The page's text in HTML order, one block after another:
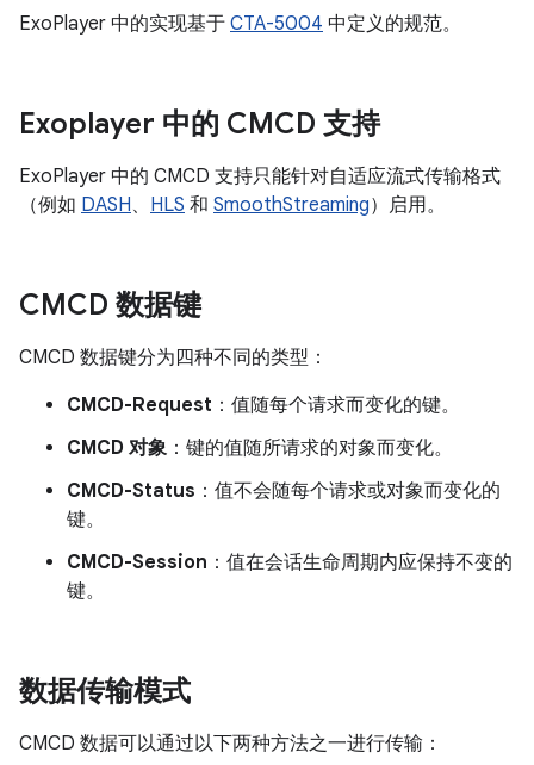
ExoPlayer 中的实现基于 CTA-5004 中定义的规范。
Exoplayer 中的 CMCD 支持
ExoPlayer 中的 CMCD 支持只能针对自适应流式传输格式
（例如 DASH、 HLS 和 SmoothStreaming）启用。
CMCD 数据键
CMCD 数据键分为四种不同的类型：
CMCD-Request ：值随每个请求而变化的键。
CMCD 对象 ：键的值随所请求的对象而变化。
CMCD-Status ：值不会随每个请求或对象而变化的
键。
CMCD-Session ：值在会话生命周期内应保持不变的
键。
数据传输模式
CMCD 数据可以通过以下两种方法之一进行传输：